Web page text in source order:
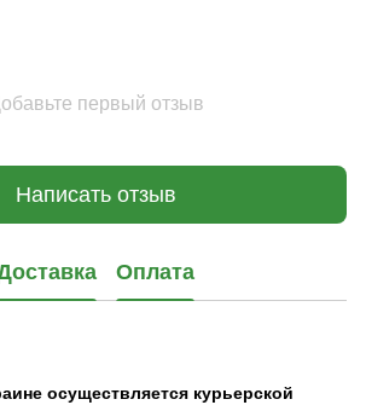
первый отзыв
Написать отзыв
Оплата
осуществляется курьерской